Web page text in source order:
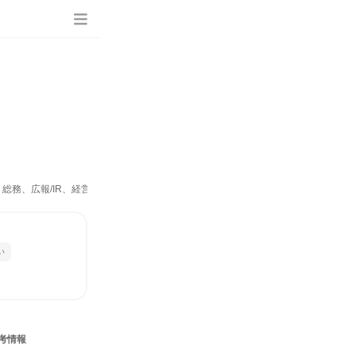
務、広報/IR、経営/事業企画）
情報